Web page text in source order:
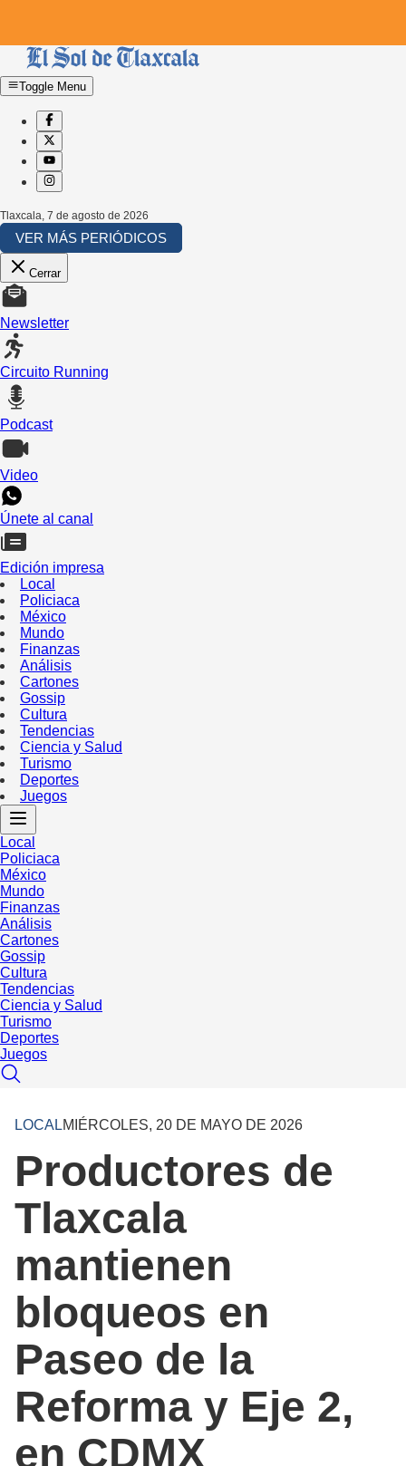
Toggle Menu
Tlaxcala 7 de agosto de 2026
VER MÁS PERIÓDICOS
Cerrar
Newsletter
Circuito Running
Podcast
Video
Únete al canal
Edición impresa
Local
Policiaca
México
Mundo
Finanzas
Análisis
Cartones
Gossip
Cultura
Tendencias
Ciencia y Salud
Turismo
Deportes
Juegos
Local
Policiaca
México
Mundo
Finanzas
Análisis
Cartones
Gossip
Cultura
Tendencias
Ciencia y Salud
Turismo
Deportes
Juegos
LOCALMIÉRCOLES, 20 DE MAYO DE 2026
Productores de
Tlaxcala
mantienen
bloqueos en
Paseo de la
Reforma y Eje 2,
en CDMX